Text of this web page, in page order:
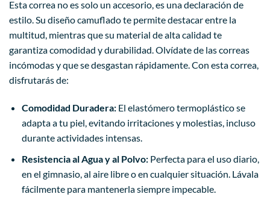
Esta correa no es solo un accesorio, es una declaración de
estilo. Su diseño camuflado te permite destacar entre la
multitud, mientras que su material de alta calidad te
garantiza comodidad y durabilidad. Olvídate de las correas
incómodas y que se desgastan rápidamente. Con esta correa,
disfrutarás de:
Comodidad Duradera:El elastómero termoplástico se
adapta a tu piel, evitando irritaciones y molestias, incluso
durante actividades intensas.
Resistencia al Agua y al Polvo:Perfecta para el uso diario,
en el gimnasio, al aire libre o en cualquier situación. Lávala
fácilmente para mantenerla siempre impecable.